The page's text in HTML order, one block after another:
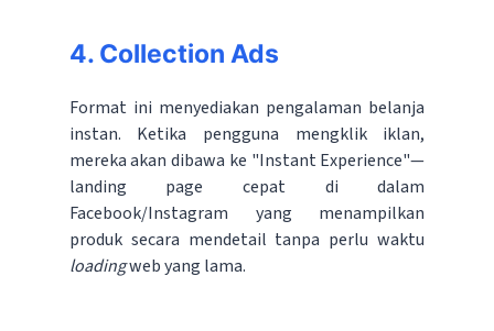
4. Collection Ads
Format ini menyediakan pengalaman belanja
instan. Ketika pengguna mengklik iklan,
mereka akan dibawa ke "Instant Experience"—
landing page cepat di dalam
Facebook/Instagram yang menampilkan
produk secara mendetail tanpa perlu waktu
loadingweb yang lama.